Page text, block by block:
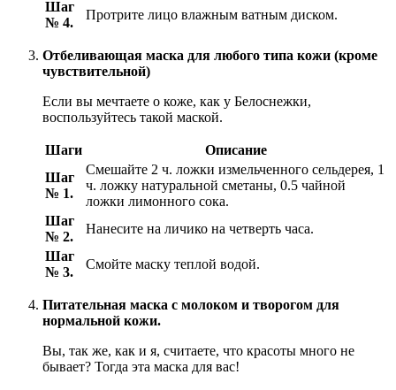
Шаг
№ 4.
Протрите лицо влажным ватным диском.
Отбеливающая маска для любого типа кожи (кроме
чувствительной)
Если вы мечтаете о коже, как у Белоснежки,
воспользуйтесь такой маской.
Шаги
Описание
Шаг
№ 1.
Смешайте 2 ч. ложки измельченного сельдерея, 1
ч. ложку натуральной сметаны, 0.5 чайной
ложки лимонного сока.
Шаг
№ 2.
Нанесите на личико на четверть часа.
Шаг
№ 3.
Смойте маску теплой водой.
Питательная маска с молоком и творогом для
нормальной кожи.
Вы, так же, как и я, считаете, что красоты много не
бывает? Тогда эта маска для вас!